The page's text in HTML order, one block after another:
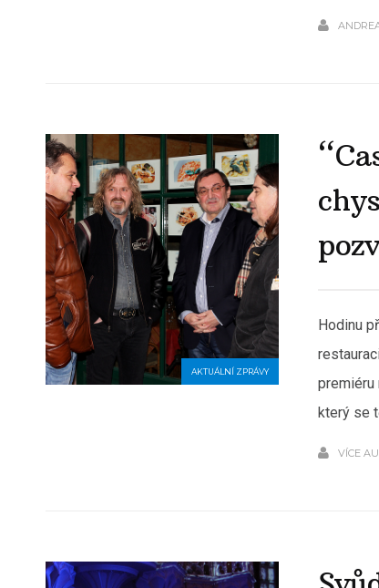
AKTUÁLNÍ ZPRÁVY
Hodinu
premiéru
který se
VÍCE